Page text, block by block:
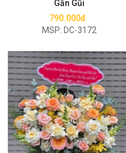
Gần Gũi
790.000đ
MSP: DC-3172